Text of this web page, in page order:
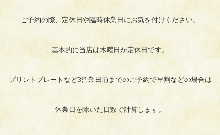
ご予約の際、定休日や臨時休業日にお気を付けください。
基本的に当店は木曜日が定休日です。
プリントプレートなど3営業日前までのご予約で早割などの場合は
休業日を除いた日数で計算します。